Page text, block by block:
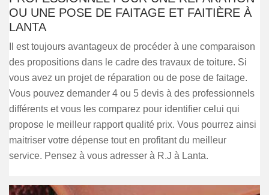
OU UNE POSE DE FAITAGE ET FAITIÈRE À
LANTA
Il est toujours avantageux de procéder à une comparaison
des propositions dans le cadre des travaux de toiture. Si
vous avez un projet de réparation ou de pose de faitage.
Vous pouvez demander 4 ou 5 devis à des professionnels
différents et vous les comparez pour identifier celui qui
propose le meilleur rapport qualité prix. Vous pourrez ainsi
maitriser votre dépense tout en profitant du meilleur
service. Pensez à vous adresser à R.J à Lanta.